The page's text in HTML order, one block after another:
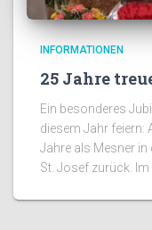
INFORMATIONEN
25 Jahre
Ein besonderes
diesem Jahr feiern:
Jahre als Mesner in
St. Josef zurück.